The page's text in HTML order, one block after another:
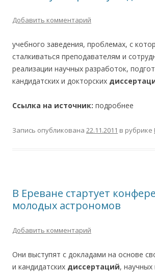
Добавить комментарий
учебного заведения, проблемах, с
сталкиваться преподавателям и
реализации научных разработок,
кандидатских и докторских
Ссылка на источник: подробнее
Запись опубликована 22.11.2011 в рубрике
В Ереване стартует
молодых астрономов
Добавить комментарий
Они выступят с докладами на основе
и кандидатских диссертаций, научных